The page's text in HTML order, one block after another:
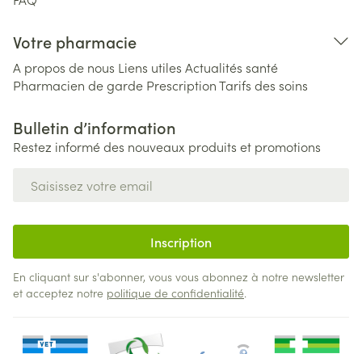
Votre pharmacie
A propos de nous Liens utiles Actualités santé
Pharmacien de garde PrescriptionTarifs des soins
Bulletin d’information
Restez informé des nouveaux produits et promotions
Inscription
En cliquant sur s'abonner, vous vous abonnez à notre newsletter
et acceptez notre politique de confidentialité.